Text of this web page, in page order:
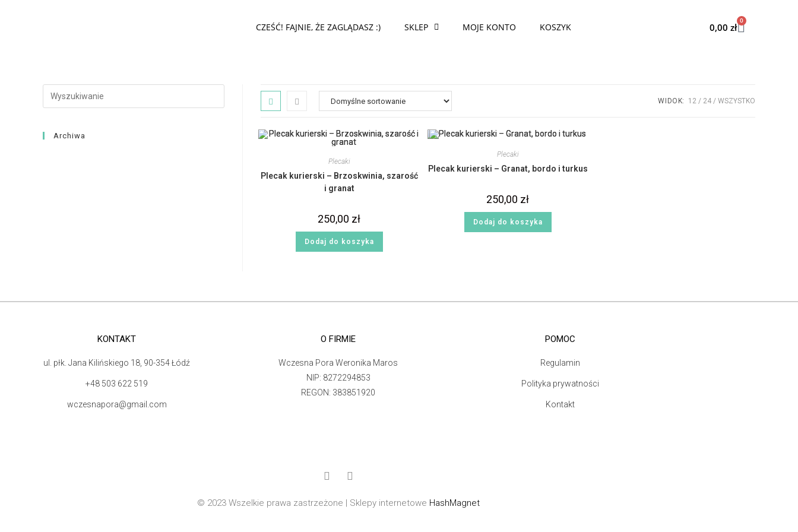
CZEŚĆ! FAJNIE, ŻE ZAGLĄDASZ :) SKLEP MOJE KONTO KOSZYK 0,00zł
0
WIDOK: 12 24 WSZYSTKO
Plecaki
Plecak kurierski – Brzoskwinia, szarość
i granat
250,00 zł
Dodaj do koszyka
Plecaki
Plecak kurierski – Granat, bordo i turkus
250,00 zł
Dodaj do koszyka
Archiwa
KONTAKT
ul. płk. Jana Kilińskiego 18, 90-354 Łódź
+48 503 622 519
wczesnapora@gmail.com
O FIRMIE
Wczesna Pora Weronika Maros
NIP: 8272294853
REGON: 383851920
POMOC
Regulamin
Polityka prywatności
Kontakt
© 2023 Wszelkie prawa zastrzeżone | Sklepy internetowe HashMagnet